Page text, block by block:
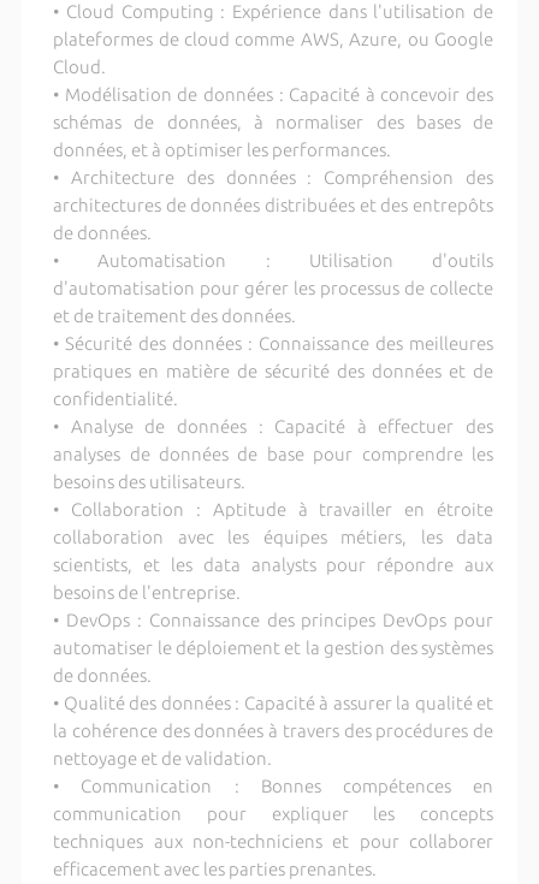
• Cloud Computing : Expérience dans l'utilisation de
plateformes de cloud comme AWS, Azure, ou Google
Cloud.
• Modélisation de données : Capacité à concevoir des
schémas de données, à normaliser des bases de
données, et à optimiser les performances.
• Architecture des données : Compréhension des
architectures de données distribuées et des entrepôts
de données.
• Automatisation : Utilisation d'outils
d'automatisation pour gérer les processus de collecte
et de traitement des données.
• Sécurité des données : Connaissance des meilleures
pratiques en matière de sécurité des données et de
confidentialité.
• Analyse de données : Capacité à effectuer des
analyses de données de base pour comprendre les
besoins des utilisateurs.
• Collaboration : Aptitude à travailler en étroite
collaboration avec les équipes métiers, les data
scientists, et les data analysts pour répondre aux
besoins de l'entreprise.
• DevOps : Connaissance des principes DevOps pour
automatiser le déploiement et la gestion des systèmes
de données.
• Qualité des données : Capacité à assurer la qualité et
la cohérence des données à travers des procédures de
nettoyage et de validation.
• Communication : Bonnes compétences en
communication pour expliquer les concepts
techniques aux non-techniciens et pour collaborer
efficacement avec les parties prenantes.